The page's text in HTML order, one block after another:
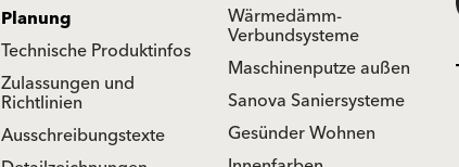
Wärmedämm-
Verbundsysteme
Maschinenputze außen
Sanova Saniersysteme
Gesünder Wohnen
Planung
Technische Produktinfos
Zulassungen und
Richtlinien
Ausschreibungstexte